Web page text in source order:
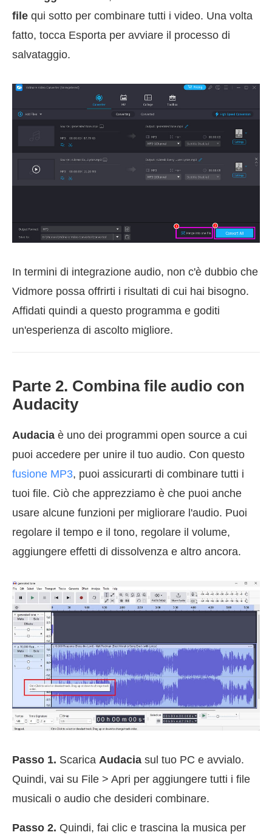
file qui sotto per combinare tutti i video. Una volta
fatto, tocca Esporta per avviare il processo di
salvataggio.
In termini di integrazione audio, non c'è dubbio che
Vidmore possa offrirti i risultati di cui hai bisogno.
Affidati quindi a questo programma e goditi
un'esperienza di ascolto migliore.
Parte 2. Combina file audio con
Audacity
Audacia è uno dei programmi open source a cui
puoi accedere per unire il tuo audio. Con questo
fusione MP3, puoi assicurarti di combinare tutti i
tuoi file. Ciò che apprezziamo è che puoi anche
usare alcune funzioni per migliorare l'audio. Puoi
regolare il tempo e il tono, regolare il volume,
aggiungere effetti di dissolvenza e altro ancora.
Passo 1. Scarica Audacia sul tuo PC e avvialo.
Quindi, vai su File > Apri per aggiungere tutti i file
musicali o audio che desideri combinare.
Passo 2. Quindi, fai clic e trascina la musica per